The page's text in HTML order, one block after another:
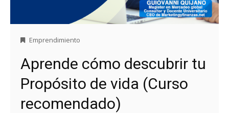
Emprendimiento
Aprende cómo descubrir tu
Propósito de vida (Curso
recomendado)